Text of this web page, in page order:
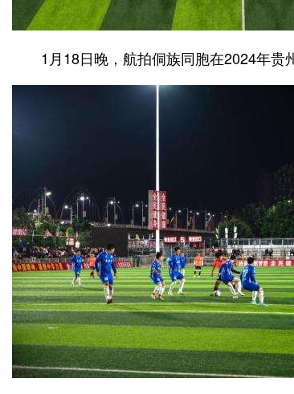
1月18日晚，航拍侗族同胞在2024年贵